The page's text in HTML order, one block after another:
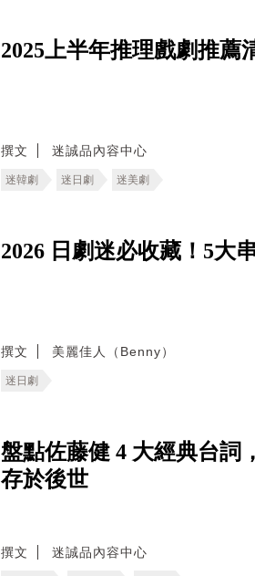
2025上半年推理戲劇推薦
撰文 迷誠品內容中心
迷韓劇 迷日劇 迷美劇
2026 日劇迷必收藏！5大
撰文 美麗佳人（Benny）
迷日劇
盤點佐藤健 4 大經典台詞
存於後世
撰文 迷誠品內容中心